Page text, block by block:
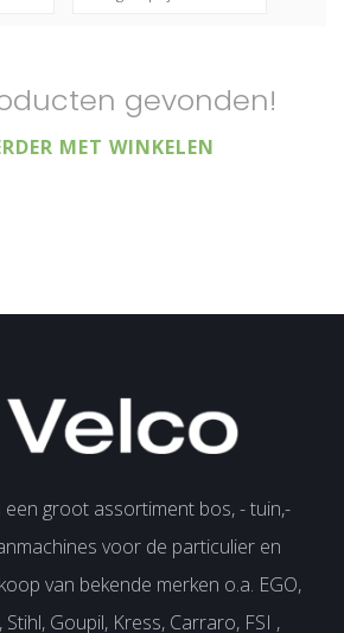
gevonden!
MET WINKELEN
een groot assortiment bos, - tuin,-
voor de particulier en
van bekende merken o.a. EGO,
Stihl, Goupil, Kress, Carraro, FSI ,